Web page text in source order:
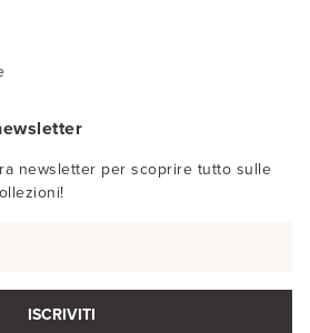
newsletter per scoprire tutto sulle
ISCRIVITI